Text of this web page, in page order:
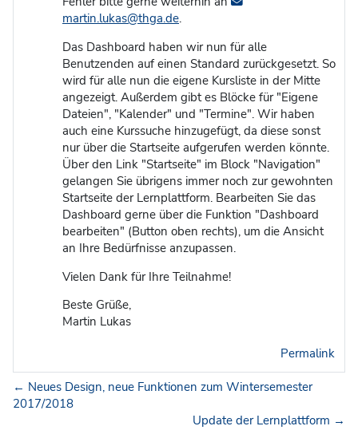
martin.lukas@thga.de.
Das Dashboard haben wir nun für alle
Benutzenden auf einen Standard zurückgesetzt. So
wird für alle nun die eigene Kursliste in der Mitte
angezeigt. Außerdem gibt es Blöcke für "Eigene
Dateien", "Kalender" und "Termine". Wir haben
auch eine Kurssuche hinzugefügt, da diese sonst
nur über die Startseite aufgerufen werden könnte.
Über den Link "Startseite" im Block "Navigation"
gelangen Sie übrigens immer noch zur gewohnten
Startseite der Lernplattform. Bearbeiten Sie das
Dashboard gerne über die Funktion "Dashboard
bearbeiten" (Button oben rechts), um die Ansicht
an Ihre Bedürfnisse anzupassen.
Vielen Dank für Ihre Teilnahme!
Beste Grüße,
Martin Lukas
Permalink
← Neues Design, neue Funktionen zum Wintersemester
2017/2018
Update der Lernplattform →